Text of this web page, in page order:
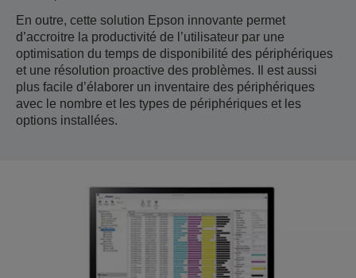
En outre, cette solution Epson innovante permet
d’accroitre la productivité de l’utilisateur par une
optimisation du temps de disponibilité des périphériques
et une résolution proactive des problèmes. Il est aussi
plus facile d’élaborer un inventaire des périphériques
avec le nombre et les types de périphériques et les
options installées.